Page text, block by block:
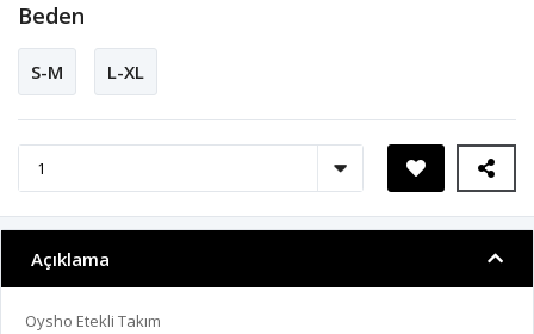
Beden
S-M L-XL
Açıklama
Oysho Etekli Takım